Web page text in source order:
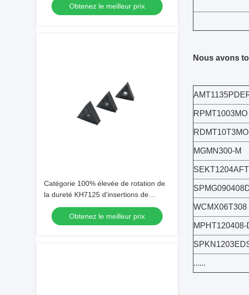
de tungstèneObtenez le meilleur prix
Catégorie 100% élevée de rotation de
la dureté KH7125 d'insertions de
carbure de Vierge
Obtenez le meilleur prix
Nous avons
RPMT1003MO
RDMT10T3MO
MGMN300-M
WCMX06T308
MPHT120408-
......